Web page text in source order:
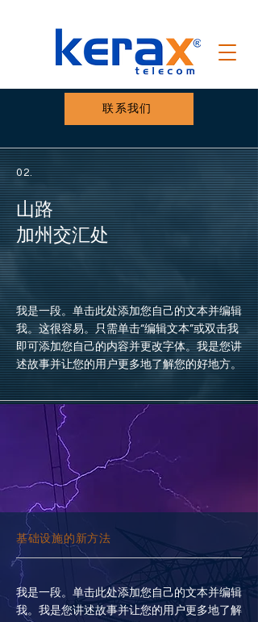
联系我们
02.
山路
加州交汇处
我是一段。单击此处添加您自己的文本并编辑
我。这很容易。只需单击“编辑文本”或双击我
即可添加您自己的内容并更改字体。我是您讲
述故事并让您的用户更多地了解您的好地方。
基础设施的新方法
我是一段。单击此处添加您自己的文本并编辑
我。我是您讲述故事并让您的用户更多地了解